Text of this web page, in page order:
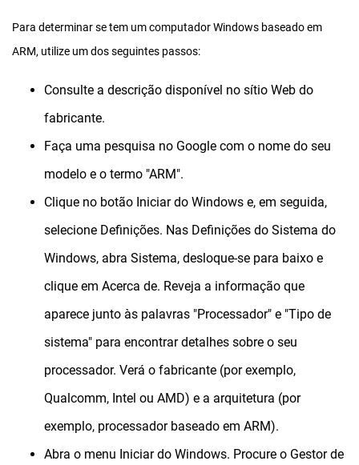
Para determinar se tem um computador Windows baseado em
ARM, utilize um dos seguintes passos:
Consulte a descrição disponível no sítio Web do
fabricante.
Faça uma pesquisa no Google com o nome do seu
modelo e o termo "ARM".
Clique no botão Iniciar do Windows e, em seguida,
selecione Definições. Nas Definições do Sistema do
Windows, abra Sistema, desloque-se para baixo e
clique em Acerca de. Reveja a informação que
aparece junto às palavras "Processador" e "Tipo de
sistema" para encontrar detalhes sobre o seu
processador. Verá o fabricante (por exemplo,
Qualcomm, Intel ou AMD) e a arquitetura (por
exemplo, processador baseado em ARM).
Abra o menu Iniciar do Windows. Procure o Gestor de